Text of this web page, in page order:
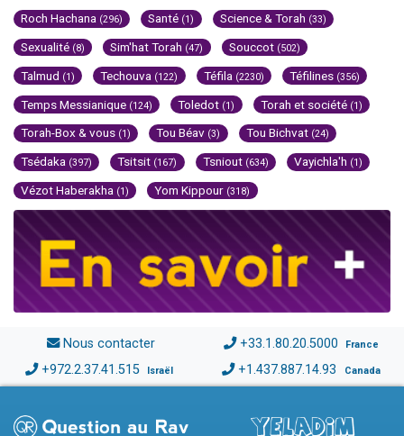
Roch Hachana (296) Santé (1) Science & Torah (33)
Sexualité (8) Sim'hat Torah (47) Souccot (502)
Talmud (1) Techouva (122) Téfila (2230) Téfilines (356)
Temps Messianique (124) Toledot (1) Torah et société (1)
Torah-Box & vous (1) Tou Béav (3) Tou Bichvat (24)
Tsédaka (397) Tsitsit (167) Tsniout (634) Vayichla'h (1)
Vézot Haberakha (1) Yom Kippour (318)
Nous contacter +33.1.80.20.5000 France
+972.2.37.41.515 Israël +1.437.887.14.93 Canada